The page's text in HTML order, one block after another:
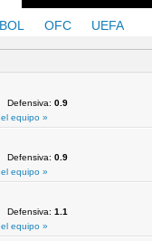
OFC UEFA
Defensiva: 0.9
equipo »
Defensiva: 0.9
equipo »
Defensiva: 1.1
equipo »